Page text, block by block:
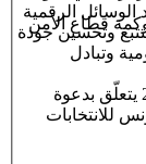
الوسائل الرقمية
وتحسين جودة
وتبادل
أمر عدد 42 لسنة 2026 مؤرّخ في 27 مارس 2026 يتعلّق بدعوة
للانتخابات